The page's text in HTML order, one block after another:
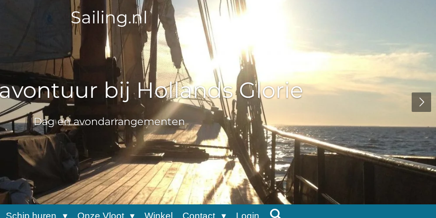
Sailing.nl
bij Hollands Glorie
Dag en avondarrangementen
Schip huren Onze Vloot Winkel Contact Login